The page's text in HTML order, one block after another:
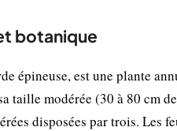
botanique
épineuse, est une plante
taille modérée (30 à 80 cm
disposées par trois. Les